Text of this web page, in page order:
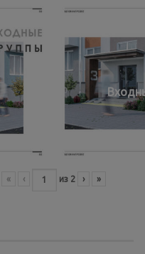
« ‹ из 2 › »